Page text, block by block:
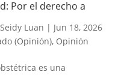
Por el derecho a
Luan | Jun 18, 2026
(Opinión), Opinión
es una